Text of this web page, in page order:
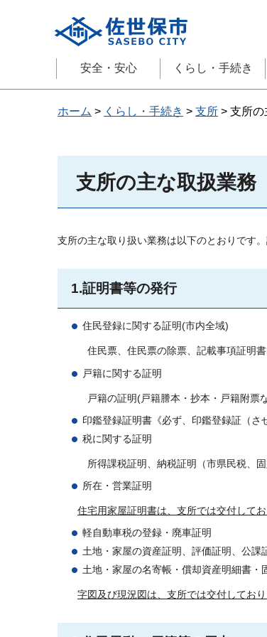
佐世保市
安全・安心 くらし・手続き
ホーム > くらし・手続き > 支所 > 支所
支所の主な取扱業務
支所の主な取り扱い業務は以下のとおりです
1.証明書等の発行
住民登録に関する証明(市内全域)
住民票、住民票の除票、記載事項証明
戸籍に関する証明
戸籍の証明(戸籍謄本・抄本・戸籍附票
印鑑登録証明書《必ず、印鑑登録証（さ
税に関する証明
所得課税証明、納税証明（市県民税、
所在・営業証明
住宅用家屋証明書は、支所では交付して
軽自動車税の登録・廃車証明
土地・家屋の資産証明、評価証明、公課
土地・家屋の名寄帳・償却資産明細書・
字図及び現況図は、支所では交付してお